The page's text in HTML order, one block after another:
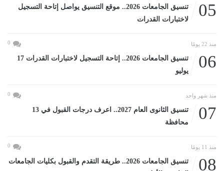
05
تنسيق الجامعات 2026.. موقع التنسيق يواصل إتاحة التسجيل
لاختبارات القدرات
منذ 22 يومًا 0
06
تنسيق الجامعات 2026.. إتاحة التسجيل لاختبارات القدرات 17
يوليو
منذ شهر واحد 0
07
تنسيق الثانوى العام 2027.. اعرف درجات القبول في 13
محافظة
منذ 11 يومًا 0
08
تنسيق الجامعات 2026.. طريقة التقدم والقبول بكليات الجامعات